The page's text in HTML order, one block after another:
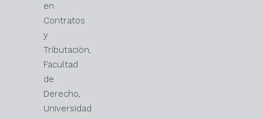
en
Contratos
y
Tributación,
Facultad
de
Derecho,
Universidad